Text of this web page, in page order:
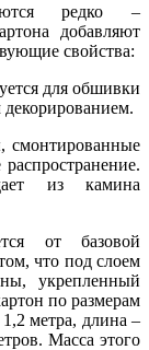
редко –
добавляют
свойства:
для обшивки
смонтированные
из камина
от базовой
что под слоем
укрепленный
по размерам
метра, длина –
Масса этого